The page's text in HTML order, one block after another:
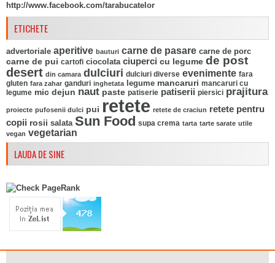
http://www.facebook.com/tarabucatelor
ETICHETE
advertoriale aperitive bauturi carne de pasare carne de porc
carne de pui cartofi ciocolata ciuperci cu legume de post
desert din camara dulciuri dulciuri diverse evenimente fara
gluten fara zahar ganduri inghetata legume mancaruri mancaruri cu
legume mic dejun naut paste patiserie patiserii piersici prajitura
proiecte pufosenii dulci pui retete retete de craciun retete pentru
copii rosii salata Sun Food supa crema tarta tarte sarate utile
vegan vegetarian
LAUDA DE SINE